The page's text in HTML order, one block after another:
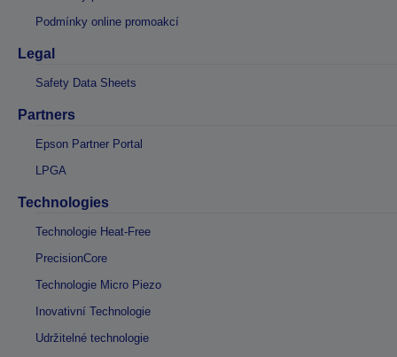
Podmínky online promoakcí
Legal
Safety Data Sheets
Partners
Epson Partner Portal
LPGA
Technologies
Technologie Heat-Free
PrecisionCore
Technologie Micro Piezo
Inovativní Technologie
Udržitelné technologie